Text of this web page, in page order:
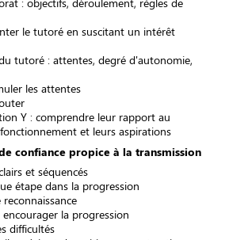
le tutoré en suscitant un intérêt
tutoré : attentes, degré d'autonomie,
les attentes
Y : comprendre leur rapport au
et leurs aspirations
confiance propice à la transmission
et séquencés
étape dans la progression
la progression
difficultés